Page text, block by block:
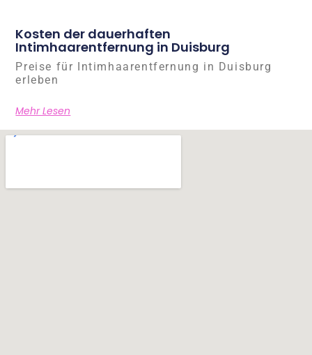
Kosten der dauerhaften
Intimhaarentfernung in Duisburg
Preise für Intimhaarentfernung in Duisburg
erleben
Mehr Lesen